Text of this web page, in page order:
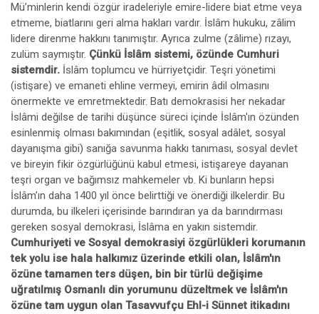
Mü’minlerin kendi özgür iradeleriyle emire-lidere biat etme veya
etmeme, biatlarını geri alma hakları vardır. İslâm hukuku, zâlim
lidere direnme hakkını tanımıştır. Ayrıca zulme (zâlime) rızayı,
zulüm saymıştır. Çünkü İslâm sistemi, özünde Cumhuri
sistemdir. İslâm toplumcu ve hürriyetçidir. Teşri yönetimi
(istişare) ve emaneti ehline vermeyi, emirin âdil olmasını
önermekte ve emretmektedir. Batı demokrasisi her nekadar
İslâmi değilse de tarihi düşünce süreci içinde İslâm'ın özünden
esinlenmiş olması bakımından (eşitlik, sosyal adâlet, sosyal
dayanışma gibi) sanığa savunma hakkı tanıması, sosyal devlet
ve bireyin fikir özgürlüğünü kabul etmesi, istişareye dayanan
teşri organ ve bağımsız mahkemeler vb. Ki bunların hepsi
İslâm’ın daha 1400 yıl önce belirttiği ve önerdiği ilkelerdir. Bu
durumda, bu ilkeleri içerisinde barındıran ya da barındırması
gereken sosyal demokrasi, İslâma en yakın sistemdir.
Cumhuriyeti ve Sosyal demokrasiyi özgürlükleri korumanın
tek yolu ise hala halkımız üzerinde etkili olan, İslâm'ın
özüne tamamen ters düşen, bin bir türlü değişime
uğratılmış Osmanlı din yorumunu düzeltmek ve İslâm'ın
özüne tam uygun olan Tasavvufçu Ehl-i Sünnet itikadını